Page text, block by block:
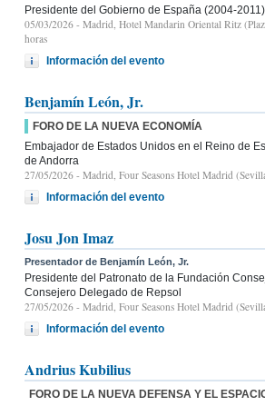
Presidente del Gobierno de España (2004-2011)
05/03/2026 - Madrid, Hotel Mandarin Oriental Ritz
horas
Información del evento
Benjamín León, Jr.
FORO DE LA NUEVA ECONOMÍA
Embajador de Estados Unidos en el Reino de
de Andorra
27/05/2026 - Madrid, Four Seasons Hotel Madrid
Información del evento
Josu Jon Imaz
Presentador de Benjamín León, Jr.
Presidente del Patronato de la Fundación
Consejero Delegado de Repsol
27/05/2026 - Madrid, Four Seasons Hotel Madrid
Información del evento
Andrius Kubilius
FORO DE LA NUEVA DEFENSA Y EL